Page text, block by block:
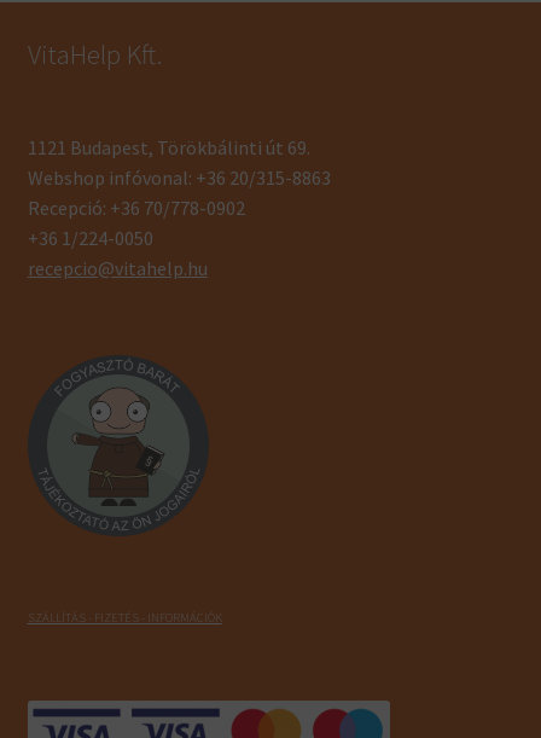
VitaHelp Kft.
1121 Budapest, Törökbálinti út 69.
Webshop infóvonal: +36 20/315-8863
Recepció: +36 70/778-0902
+36 1/224-0050
recepcio@vitahelp.hu
SZÁLLÍTÁS - FIZETÉS - INFORMÁCIÓK